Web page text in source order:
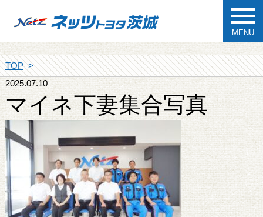
MENU
TOP
2025.07.10
マイネ下妻集合写真